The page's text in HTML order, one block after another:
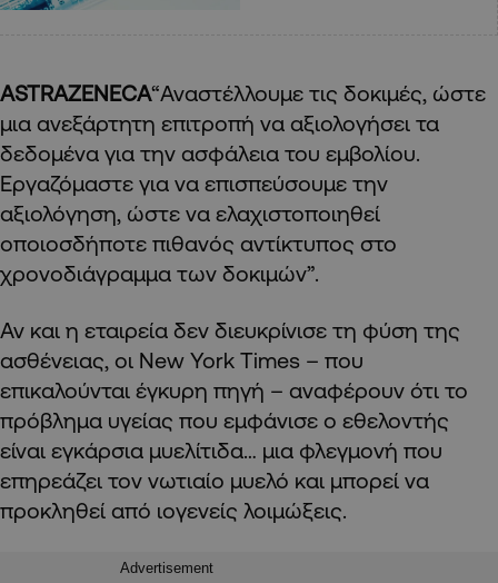
ASTRAZENECA“Αναστέλλουμε τις δοκιμές, ώστε
μια ανεξάρτητη επιτροπή να αξιολογήσει τα
δεδομένα για την ασφάλεια του εμβολίου.
Εργαζόμαστε για να επισπεύσουμε την
αξιολόγηση, ώστε να ελαχιστοποιηθεί
οποιοσδήποτε πιθανός αντίκτυπος στο
χρονοδιάγραμμα των δοκιμών”.
Αν και η εταιρεία δεν διευκρίνισε τη φύση της
ασθένειας, οι New York Times – που
επικαλούνται έγκυρη πηγή – αναφέρουν ότι το
πρόβλημα υγείας που εμφάνισε ο εθελοντής
είναι εγκάρσια μυελίτιδα… μια φλεγμονή που
επηρεάζει τον νωτιαίο μυελό και μπορεί να
προκληθεί από ιογενείς λοιμώξεις.
Advertisement